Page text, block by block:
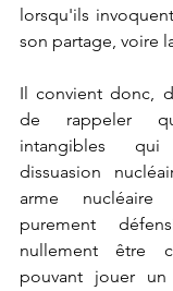
lorsqu'ils
son partage, voire
Il convient donc,
de rappeler
intangibles
dissuasion
arme
purement
nullement être
pouvant jouer